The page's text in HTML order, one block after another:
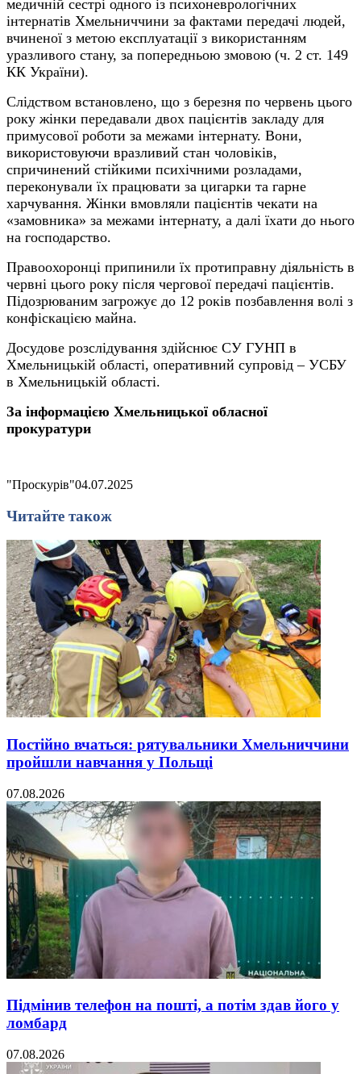
медичній сестрі одного із психоневрологічних
інтернатів Хмельниччини за фактами передачі людей,
вчиненої з метою експлуатації з використанням
уразливого стану, за попередньою змовою (ч. 2 ст. 149
КК України).
Слідством встановлено, що з березня по червень цього
року жінки передавали двох пацієнтів закладу для
примусової роботи за межами інтернату. Вони,
використовуючи вразливий стан чоловіків,
спричинений стійкими психічними розладами,
переконували їх працювати за цигарки та гарне
харчування. Жінки вмовляли пацієнтів чекати на
«замовника» за межами інтернату, а далі їхати до нього
на господарство.
Правоохоронці припинили їх протиправну діяльність в
червні цього року після чергової передачі пацієнтів.
Підозрюваним загрожує до 12 років позбавлення волі з
конфіскацією майна.
Досудове розслідування здійснює СУ ГУНП в
Хмельницькій області, оперативний супровід – УСБУ
в Хмельницькій області.
За інформацією Хмельницької обласної
прокуратури
"Проскурів"04.07.2025
Читайте також
Постійно вчаться: рятувальники Хмельниччини
пройшли навчання у Польщі
07.08.2026
Підмінив телефон на пошті, а потім здав його у
ломбард
07.08.2026